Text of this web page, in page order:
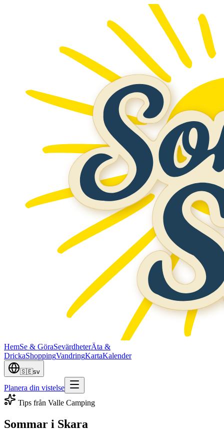
HemSe & GöraSevärdheterÄta &
DrickaShoppingVandringKartaKalender
🇸🇪sv
Planera din vistelse
Tips från Valle Camping
Sommar i Skara